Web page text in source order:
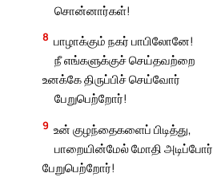
சொன்னார்கள்!
8 பாழாக்கும் நகர் பாபிலோனே!
நீ எங்களுக்குச் செய்தவற்றை
உனக்கே திருப்பிச் செய்வோர்
பேறுபெற்றோர்!
9 உன் குழந்தைகளைப் பிடித்து,
பாறையின்மேல் மோதி அடிப்போர்
பேறுபெற்றோர்!